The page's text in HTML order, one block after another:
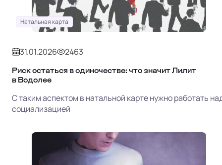
Натальная карта
31.01.2026 2463
Риск остаться в одиночестве: что значит Лилит
в Водолее
С таким аспектом в натальной карте нужно работать
социализацией